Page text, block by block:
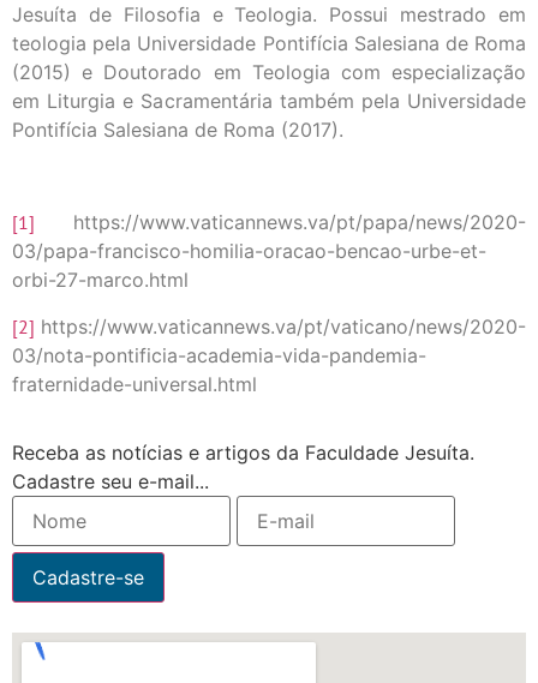
Jesuíta de Filosofia e Teologia. Possui mestrado em
teologia pela Universidade Pontifícia Salesiana de Roma
(2015) e Doutorado em Teologia com especialização
em Liturgia e Sacramentária também pela Universidade
Pontifícia Salesiana de Roma (2017).
[1] https://www.vaticannews.va/pt/papa/news/2020-
03/papa-francisco-homilia-oracao-bencao-urbe-et-
orbi-27-marco.html
[2] https://www.vaticannews.va/pt/vaticano/news/2020-
03/nota-pontificia-academia-vida-pandemia-
fraternidade-universal.html
Receba as notícias e artigos da Faculdade Jesuíta.
Cadastre seu e-mail...